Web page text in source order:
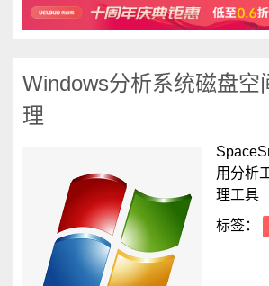
Windows分析系统磁盘空
理
用分析
理工具
标签：